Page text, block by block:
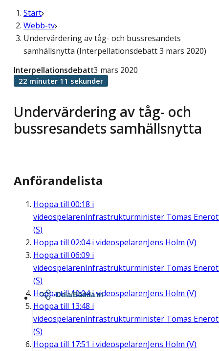
Start
Webb-tv
Undervärdering av tåg- och bussresandets
samhällsnytta (Interpellationsdebatt 3 mars 2020)
Undervärdering av tåg- och
bussresandets samhällsnytta
Interpellationsdebatt3 mars 2020
22 minuter 11 sekunder
Anförandelista
Hoppa till 00:18 i
videospelarenInfrastrukturminister Tomas
(S)
Hoppa till 02:04i videospelarenJens Holm (V)
Hoppa till 06:09 i
videospelarenInfrastrukturminister Tomas
(S)
Hoppa till10:04i videospelarenJens Holm (V)
Hoppa till 13:48 i
videospelarenInfrastrukturminister Tomas
(S)
Hoppa till 17:51 i videospelarenJens Holm (V)
Dela/Bädda in